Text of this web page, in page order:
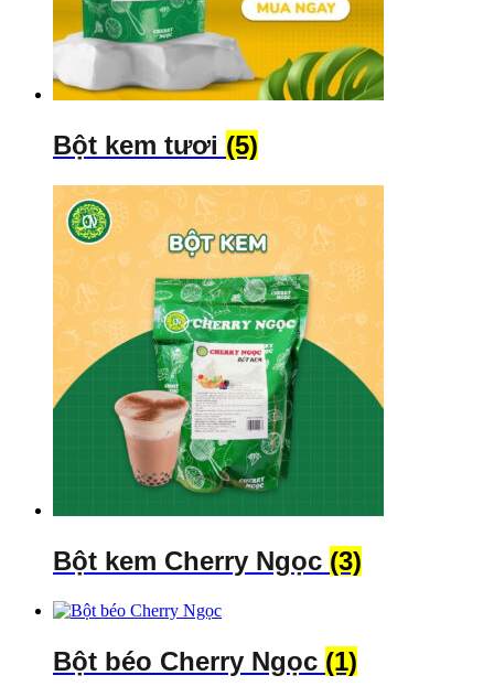
Bột kem tươi (5)
Bột kem Cherry Ngọc (3)
Bột béo Cherry Ngọc (1)